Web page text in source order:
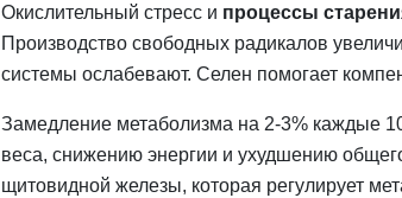
Окислительный стресс и процессы
Производство свободных радикалов
системы ослабевают. Селен помогает
Замедление метаболизма на 2-3% каждые
веса, снижению энергии и ухудшению
щитовидной железы, которая регулирует